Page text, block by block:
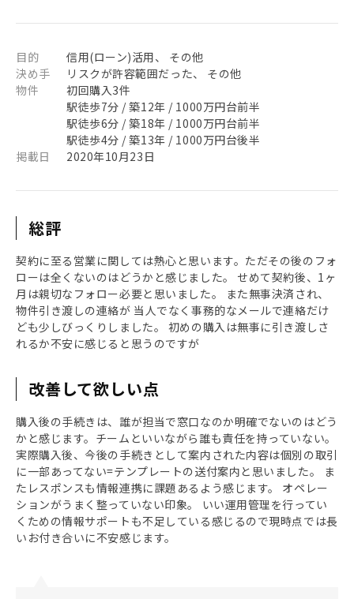
目的
信用(ローン)活用、 その他
決め手
リスクが許容範囲だった、 その他
物件
初回購入3件
駅徒歩7分 / 築12年 / 1000万円台前半
駅徒歩6分 / 築18年 / 1000万円台前半
駅徒歩4分 / 築13年 / 1000万円台後半
掲載日
2020年10月23日
総評
契約に至る営業に関しては熱心と思います。ただその後のフォ
ローは全くないのはどうかと感じました。 せめて契約後、1ヶ
月は親切なフォロー必要と思いました。 また無事決済され、
物件引き渡しの連絡が 当人でなく事務的なメールで連絡だけ
ども少しびっくりしました。 初めの購入は無事に引き渡しさ
れるか不安に感じると思うのですが
改善して欲しい点
購入後の手続きは、誰が担当で窓口なのか明確でないのはどう
かと感じます。チームといいながら誰も責任を持っていない。
実際購入後、今後の手続きとして案内された内容は個別の取引
に一部あってない=テンプレートの送付案内と思いました。 ま
たレスポンスも情報連携に課題あるよう感じます。 オペレー
ションがうまく整っていない印象。 いい運用管理を行ってい
くための情報サポートも不足している感じるので現時点では長
いお付き合いに不安感じます。